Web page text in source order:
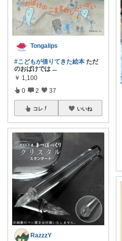
Tongalips
#こどもが借りてきた絵本 ただ
のおばけでは ...
￥ 1,100
0 2 37
コレ いいね
RazzzY